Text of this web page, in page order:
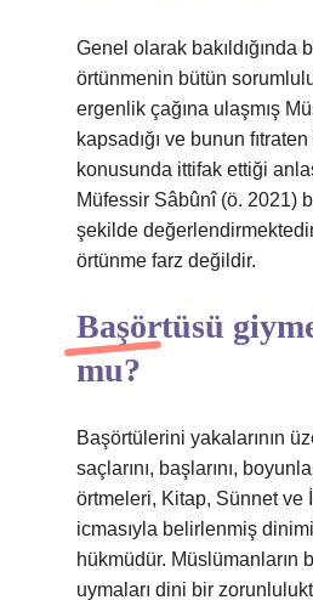
Genel olarak bakıldığında
örtünmenin bütün
ergenlik çağına ulaşmış
kapsadığı ve bunun
konusunda ittifak ettiği
Müfessir Sâbûnî (ö. 2021)
şekilde
örtünme farz değildir.
Başörtüsü
mu?
Başörtülerini yakalarının
saçlarını, başlarını,
örtmeleri, Kitap, Sünnet ve
icmasıyla belirlenmiş
hükmüdür. Müslümanların
uymaları dini bir